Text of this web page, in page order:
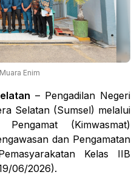
Enim
– Pengadilan Negeri
Selatan (Sumsel) melalui
(Kimwasmat)
dan Pengamatan
Kelas IIB
06/2026).